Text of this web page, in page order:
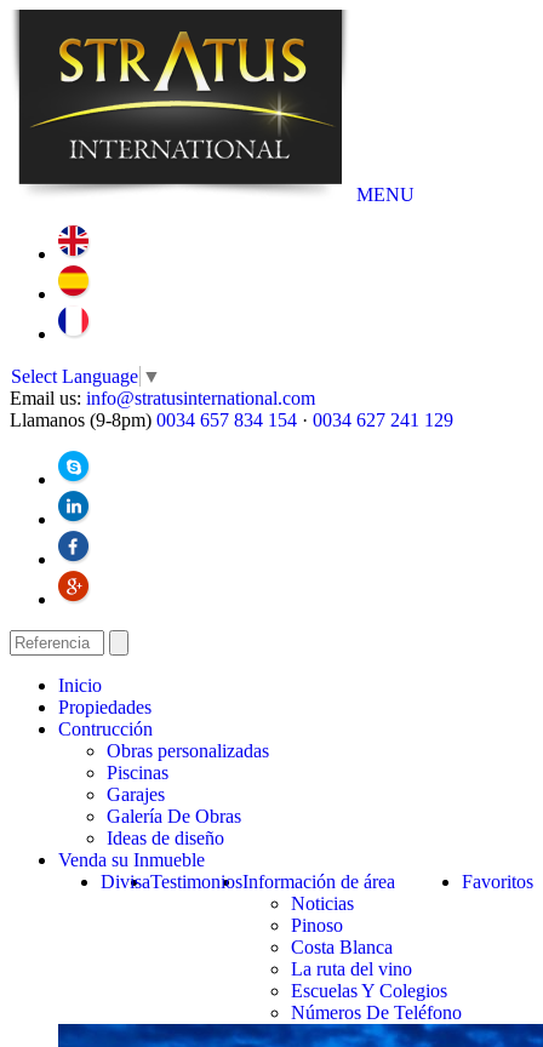
MENU
Select Language ▼
Email us: info@stratusinternational.com
Llamanos (9-8pm) 0034 657 834 154 · 0034 627 241 129
Inicio
Propiedades
Contrucción
Obras personalizadas
Piscinas
Garajes
Galería De Obras
Ideas de diseño
Venda su Inmueble
Favoritos
Información de área
Noticias
Pinoso
Costa Blanca
La ruta del vino
Escuelas Y Colegios
Números De Teléfono
Testimonios
Divisa